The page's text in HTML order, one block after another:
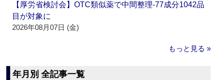
【厚労省検討会】OTC類似薬で中間整理‐77成分1042品
目が対象に
2026年08月07日 (金)
もっと見る »
年月別 全記事一覧